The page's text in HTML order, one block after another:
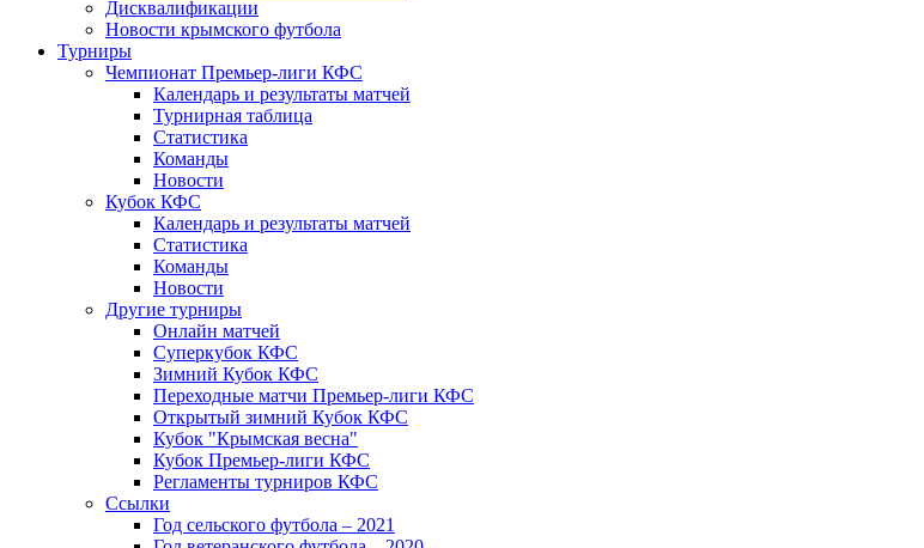
Дисквалификации
Новости крымского футбола
Турниры
Чемпионат Премьер-лиги КФС
Календарь и результаты матчей
Турнирная таблица
Статистика
Команды
Новости
Кубок КФС
Календарь и результаты матчей
Статистика
Команды
Новости
Другие турниры
Онлайн матчей
Суперкубок КФС
Зимний Кубок КФС
Переходные матчи Премьер-лиги КФС
Открытый зимний Кубок КФС
Кубок "Крымская весна"
Кубок Премьер-лиги КФС
Регламенты турниров КФС
Ссылки
Год сельского футбола – 2021